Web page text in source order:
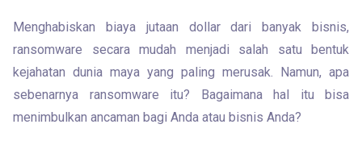
Menghabiskan biaya jutaan dollar dari banyak bisnis,
ransomware secara mudah menjadi salah satu bentuk
kejahatan dunia maya yang paling merusak. Namun, apa
sebenarnya ransomware itu? Bagaimana hal itu bisa
menimbulkan ancaman bagi Anda atau bisnis Anda?